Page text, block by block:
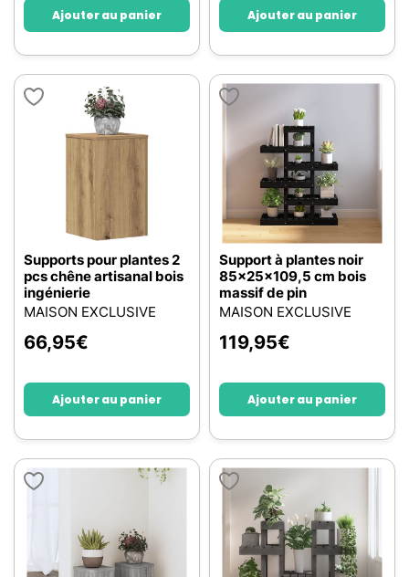
Ajouter au panier Ajouter au panier
Supports pour plantes 2
pcs chêne artisanal bois
ingénierie
MAISON EXCLUSIVE
66,95€
Ajouter au panier
Support à plantes noir
85x25x109,5 cm bois
massif de pin
MAISON EXCLUSIVE
119,95€
Ajouter au panier